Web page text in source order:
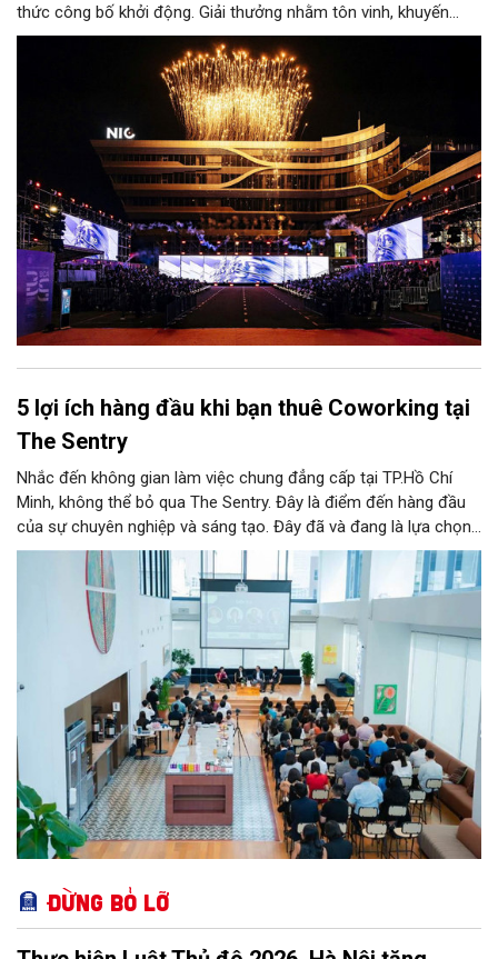
thức công bố khởi động. Giải thưởng nhằm tôn vinh, khuyến
khích, cổ vũ những giá trị đổi mới, sáng tạo, áp dụng trong đời
sống thực, phục vụ người tiêu dùng.
5 lợi ích hàng đầu khi bạn thuê Coworking tại
The Sentry
Nhắc đến không gian làm việc chung đẳng cấp tại TP.Hồ Chí
Minh, không thể bỏ qua The Sentry. Đây là điểm đến hàng đầu
của sự chuyên nghiệp và sáng tạo. Đây đã và đang là lựa chọn
ưu tiên của đông đảo doanh nghiệp cũng như cá nhân khi tìm
kiếm một văn phòng làm việc chuẩn mực giữa lòng thành phố
sôi động bậc nhất cả nước này.
Đừng bỏ lỡ